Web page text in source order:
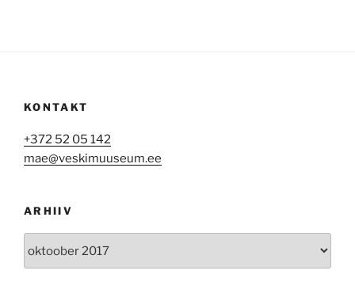
KONTAKT
+372 52 05 142
mae@veskimuuseum.ee
ARHIIV